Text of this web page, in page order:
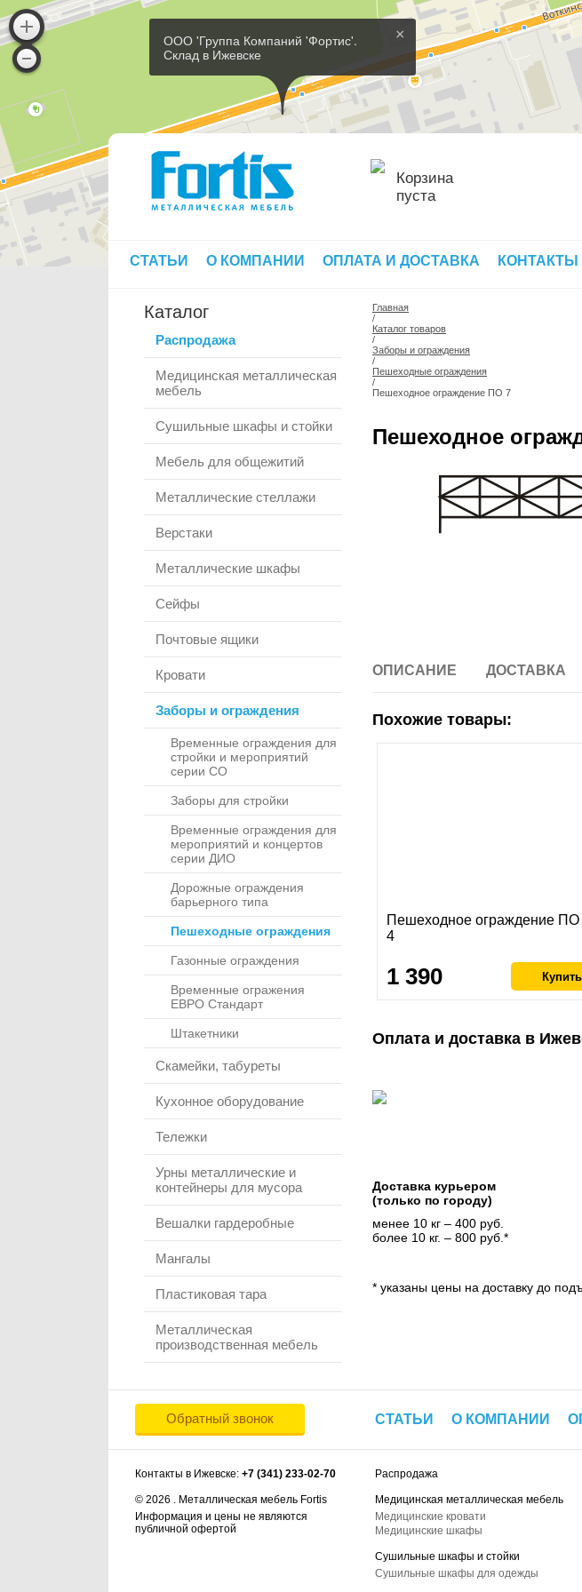
×
ООО 'Группа Компаний 'Фортис'.
Склад в Ижевске
Корзина
пуста
СТАТЬИ О КОМПАНИИ ОПЛАТА И ДОСТАВКА КОНТАКТЫ
Каталог
Распродажа
Медицинская металлическая
мебель
Сушильные шкафы и стойки
Мебель для общежитий
Металлические стеллажи
Верстаки
Металлические шкафы
Сейфы
Почтовые ящики
Кровати
Заборы и ограждения
Временные ограждения для
стройки и мероприятий
серии СО
Заборы для стройки
Временные ограждения для
мероприятий и концертов
серии ДИО
Дорожные ограждения
барьерного типа
Пешеходные ограждения
Газонные ограждения
Временные огражения
ЕВРО Стандарт
Штакетники
Скамейки, табуреты
Кухонное оборудование
Тележки
Урны металлические и
контейнеры для мусора
Вешалки гардеробные
Мангалы
Пластиковая тара
Металлическая
производственная мебель
Главная
/
Каталог товаров
/
Заборы и ограждения
/
Пешеходные ограждения
/
Пешеходное ограждение ПО 7
Пешеходное
ОПИСАНИЕ ДОСТАВКА
Похожие товары:
Пешеходное ограждение ПО
4
1 390
Оплата и доставка в
Доставка курьером
(только по городу)
менее 10 кг – 400 руб.
более 10 кг. – 800 руб.*
* указаны цены на доставку до
Обратный звонок СТАТЬИ О КОМПАНИИ
Контакты в Ижевске: +7 (341) 233-02-70
© 2026 . Металлическая мебель Fortis
Информация и цены не являются
публичной офертой
Распродажа
Медицинская металлическая мебель
Медицинские кровати
Медицинские шкафы
Сушильные шкафы и стойки
Сушильные шкафы для одежды